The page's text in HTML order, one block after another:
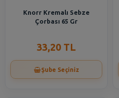
Knorr Kremalı Sebze
Çorbası 65 Gr
33,20 TL
Şube Seçiniz